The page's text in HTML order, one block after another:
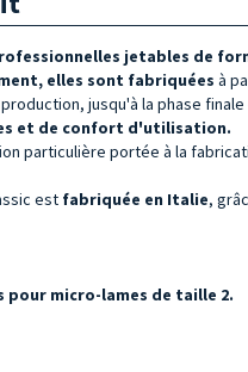
jetables de
elles sont fabriquées à
jusqu'à la phase
et de confort d'utilisation.
particulière portée à la
est fabriquée en Italie,
pour micro-lames de taille 2.